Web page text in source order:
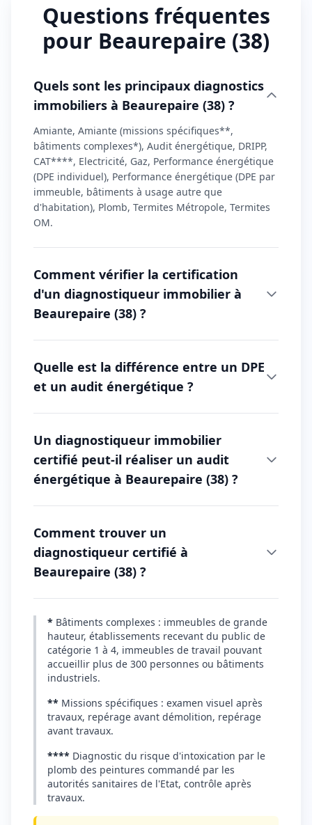
Questions fréquentes
pour Beaurepaire (38)
Quels sont les principaux diagnostics
immobiliers à Beaurepaire (38) ?
Amiante, Amiante (missions spécifiques**,
bâtiments complexes*), Audit énergétique, DRIPP,
CAT****, Electricité, Gaz, Performance énergétique
(DPE individuel), Performance énergétique (DPE par
immeuble, bâtiments à usage autre que
d'habitation), Plomb, Termites Métropole, Termites
OM.
Comment vérifier la certification
d'un diagnostiqueur immobilier à
Beaurepaire (38) ?
Quelle est la différence entre un DPE
et un audit énergétique ?
Un diagnostiqueur immobilier
certifié peut-il réaliser un audit
énergétique à Beaurepaire (38) ?
Comment trouver un
diagnostiqueur certifié à
Beaurepaire (38) ?
* Bâtiments complexes : immeubles de grande
hauteur, établissements recevant du public de
catégorie 1 à 4, immeubles de travail pouvant
accueillir plus de 300 personnes ou bâtiments
industriels.
** Missions spécifiques : examen visuel après
travaux, repérage avant démolition, repérage
avant travaux.
**** Diagnostic du risque d'intoxication par le
plomb des peintures commandé par les
autorités sanitaires de l'Etat, contrôle après
travaux.